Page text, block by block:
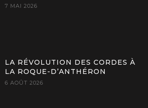
7 MAI 2026
LA RÉVOLUTION DES CORDES À
LA ROQUE-D’ANTHÉRON
6 AOÛT 2026